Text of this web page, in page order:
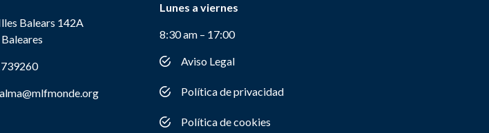
Balears 142A
Lunes a viernes
8:30 am – 17:00
Aviso Legal
Política de privacidad
Política de cookies